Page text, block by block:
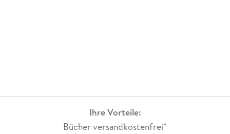
Ihre Vorteile:
Bücher versandkostenfrei*